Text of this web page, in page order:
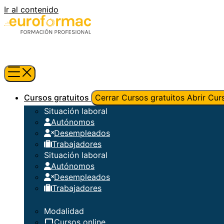
Ir al contenido
Cursos gratuitos Cerrar Cursos gratuitos Abrir
Situación laboral
Autónomos
Desempleados
Trabajadores
Situación laboral
Autónomos
Desempleados
Trabajadores
Modalidad
Cursos online